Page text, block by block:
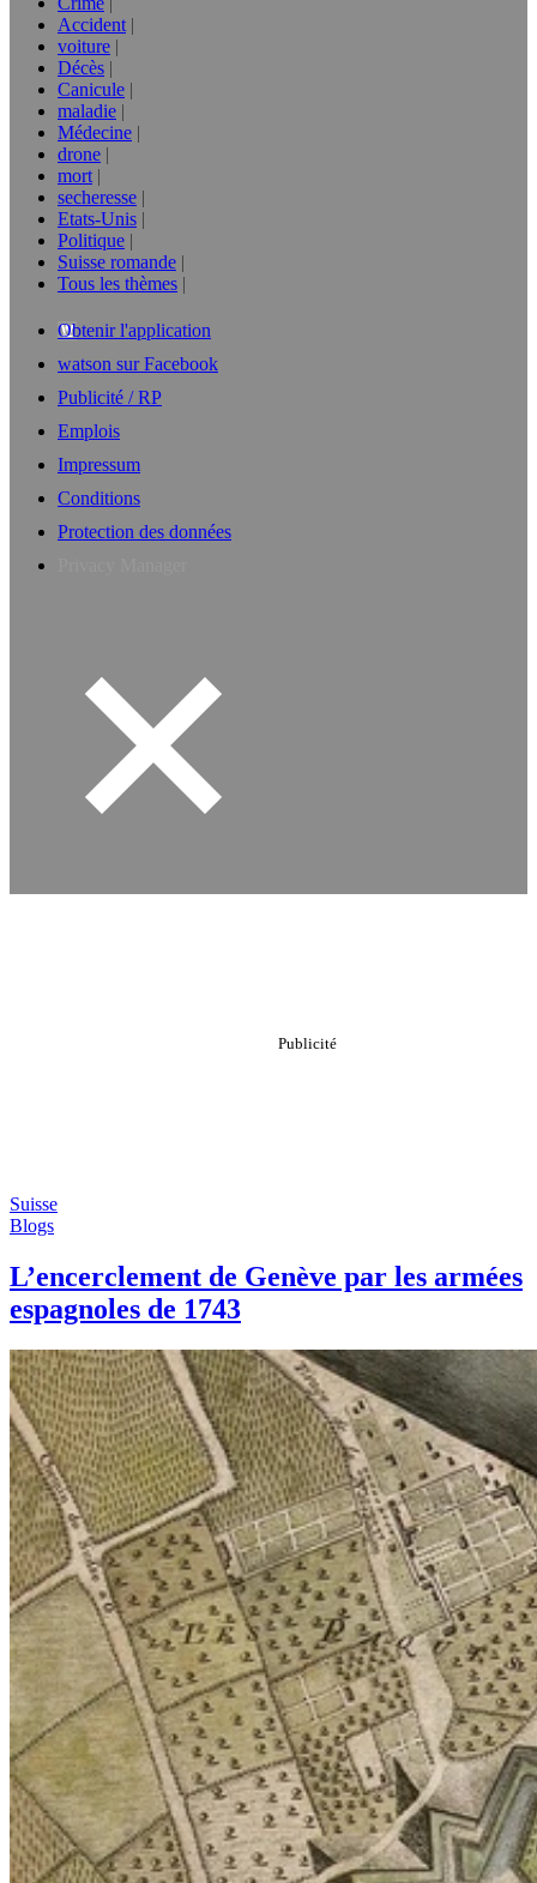
Accident
voiture
Décès
Canicule
maladie
Médecine
drone
mort
secheresse
Etats-Unis
Politique
Suisse romande
Tous les thèmes
Obtenir l'application
watson sur Facebook
Publicité / RP
Emplois
Impressum
Conditions
Protection des données
Suisse
Blogs
L’encerclement de Genève par les armées
espagnoles de 1743